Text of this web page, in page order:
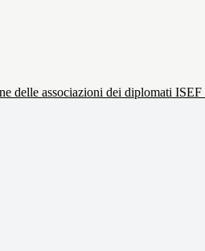
delle associazioni dei diplomati